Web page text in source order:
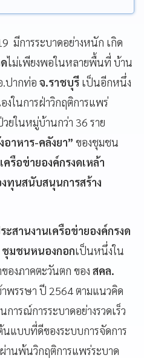
มีการระบาดอย่างหนัก เกิด
ไม่เพียงพอในหลายพื้นที่ บ้าน
.ปากท่อ จ.ราชบุรี เป็นอีกหนึ่ง
ในการฝ่าวิกฤติการแพร่
ยในหมู่บ้านกว่า 36 ราย
อาหาร-คลังยา” ของชุมชน
ครือข่ายองค์กรงดเหล้า
ทุนสนับสนุนการสร้าง
สานงานเครือข่ายองค์กรงด
ชุมชนหนองกอกเป็นหนึ่งใน
องภาคตะวันตก ของ สคล.
าพรรษา ปี 2564 ตามแนวคิด
ารณ์การระบาดอย่างรวดเร็ว
แบบที่ดีของระบบการจัดการ
านพ้นวิกฤติการแพร่ระบาด